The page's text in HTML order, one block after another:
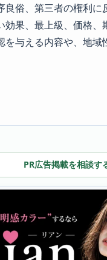
良俗、第三者の権利に
効果、最上級、価格、
を与える内容や、地域
PR広告掲載を相談す